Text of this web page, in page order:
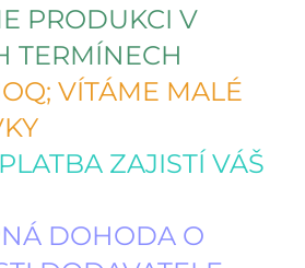
PRODUKCI V
TERMÍNECH
VÍTÁME MALÉ
ZAJISTÍ VÁŠ
DOHODA O